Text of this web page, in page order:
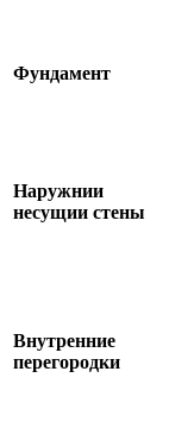
Фундамент
Наружнии
несущии стены
Внутренние
перегородки